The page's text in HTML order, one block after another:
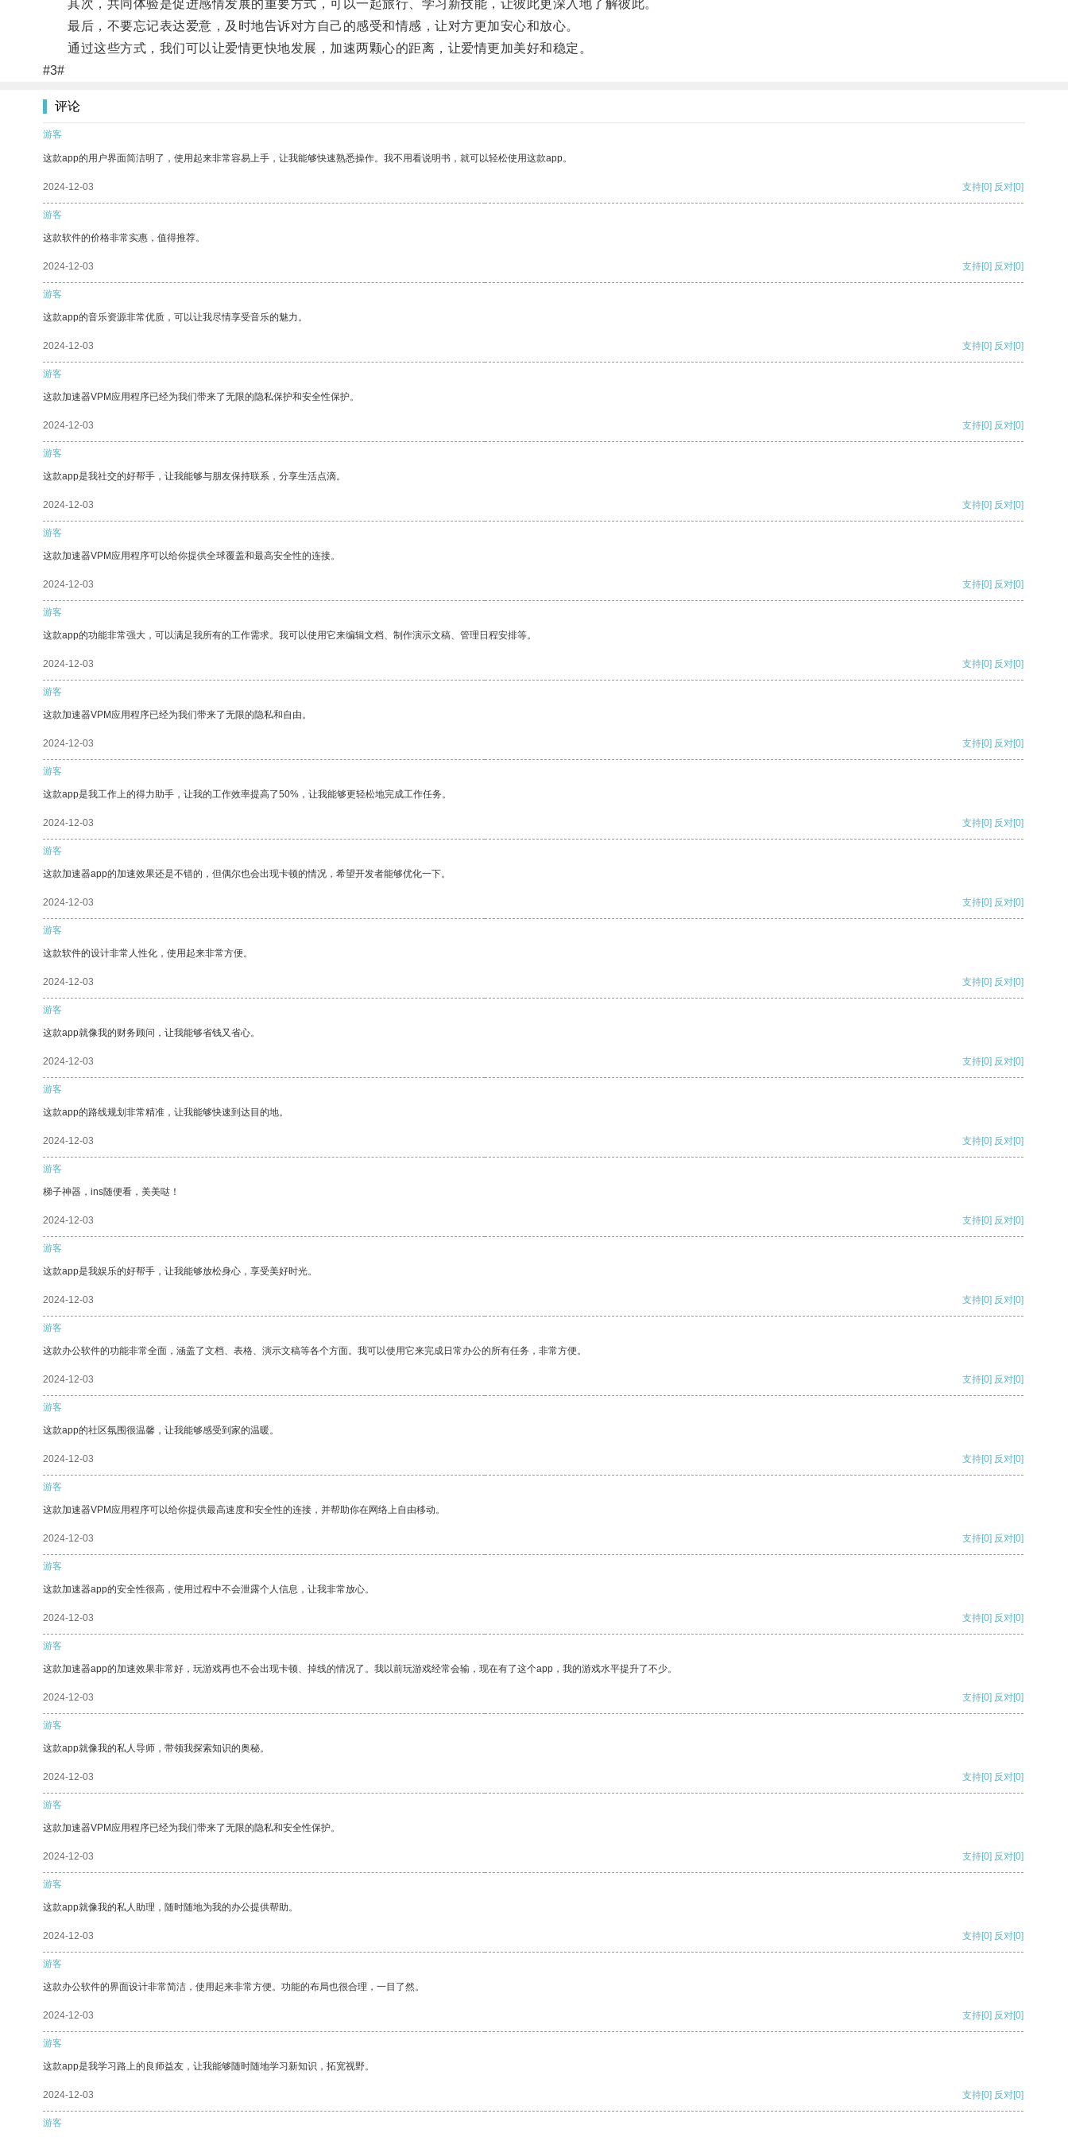
其次，共同体验是促进感情发展的重要方式，可以一起旅行、学习新技能，让彼此更深入地了解彼此。
最后，不要忘记表达爱意，及时地告诉对方自己的感受和情感，让对方更加安心和放心。
通过这些方式，我们可以让爱情更快地发展，加速两颗心的距离，让爱情更加美好和稳定。
#3#
评论
游客
这款app的用户界面简洁明了，使用起来非常容易上手，让我能够快速熟悉操作。我不用看说明书，就可以轻松使用这款app。
2024-12-03 支持[0] 反对[0]
游客
这款软件的价格非常实惠，值得推荐。
2024-12-03 支持[0] 反对[0]
游客
这款app的音乐资源非常优质，可以让我尽情享受音乐的魅力。
2024-12-03 支持[0] 反对[0]
游客
这款加速器VPM应用程序已经为我们带来了无限的隐私保护和安全性保护。
2024-12-03 支持[0] 反对[0]
游客
这款app是我社交的好帮手，让我能够与朋友保持联系，分享生活点滴。
2024-12-03 支持[0] 反对[0]
游客
这款加速器VPM应用程序可以给你提供全球覆盖和最高安全性的连接。
2024-12-03 支持[0] 反对[0]
游客
这款app的功能非常强大，可以满足我所有的工作需求。我可以使用它来编辑文档、制作演示文稿、管理日程安排等。
2024-12-03 支持[0] 反对[0]
游客
这款加速器VPM应用程序已经为我们带来了无限的隐私和自由。
2024-12-03 支持[0] 反对[0]
游客
这款app是我工作上的得力助手，让我的工作效率提高了50%，让我能够更轻松地完成工作任务。
2024-12-03 支持[0] 反对[0]
游客
这款加速器app的加速效果还是不错的，但偶尔也会出现卡顿的情况，希望开发者能够优化一下。
2024-12-03 支持[0] 反对[0]
游客
这款软件的设计非常人性化，使用起来非常方便。
2024-12-03 支持[0] 反对[0]
游客
这款app就像我的财务顾问，让我能够省钱又省心。
2024-12-03 支持[0] 反对[0]
游客
这款app的路线规划非常精准，让我能够快速到达目的地。
2024-12-03 支持[0] 反对[0]
游客
梯子神器，ins随便看，美美哒！
2024-12-03 支持[0] 反对[0]
游客
这款app是我娱乐的好帮手，让我能够放松身心，享受美好时光。
2024-12-03 支持[0] 反对[0]
游客
这款办公软件的功能非常全面，涵盖了文档、表格、演示文稿等各个方面。我可以使用它来完成日常办公的所有任务，非常方便。
2024-12-03 支持[0] 反对[0]
游客
这款app的社区氛围很温馨，让我能够感受到家的温暖。
2024-12-03 支持[0] 反对[0]
游客
这款加速器VPM应用程序可以给你提供最高速度和安全性的连接，并帮助你在网络上自由移动。
2024-12-03 支持[0] 反对[0]
游客
这款加速器app的安全性很高，使用过程中不会泄露个人信息，让我非常放心。
2024-12-03 支持[0] 反对[0]
游客
这款加速器app的加速效果非常好，玩游戏再也不会出现卡顿、掉线的情况了。我以前玩游戏经常会输，现在有了这个app，我的游戏水平提升了不少。
2024-12-03 支持[0] 反对[0]
游客
这款app就像我的私人导师，带领我探索知识的奥秘。
2024-12-03 支持[0] 反对[0]
游客
这款加速器VPM应用程序已经为我们带来了无限的隐私和安全性保护。
2024-12-03 支持[0] 反对[0]
游客
这款app就像我的私人助理，随时随地为我的办公提供帮助。
2024-12-03 支持[0] 反对[0]
游客
这款办公软件的界面设计非常简洁，使用起来非常方便。功能的布局也很合理，一目了然。
2024-12-03 支持[0] 反对[0]
游客
这款app是我学习路上的良师益友，让我能够随时随地学习新知识，拓宽视野。
2024-12-03 支持[0] 反对[0]
游客